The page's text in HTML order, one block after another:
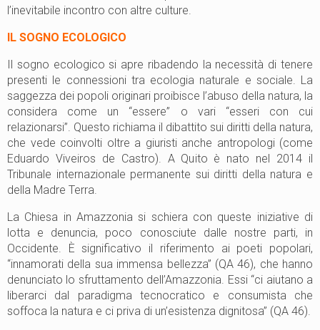
l’inevitabile incontro con altre culture.
IL SOGNO ECOLOGICO
Il sogno ecologico si apre ribadendo la necessità di tenere
presenti le connessioni tra ecologia naturale e sociale. La
saggezza dei popoli originari proibisce l’abuso della natura, la
considera come un “essere” o vari “esseri con cui
relazionarsi”. Questo richiama il dibattito sui diritti della natura,
che vede coinvolti oltre a giuristi anche antropologi (come
Eduardo Viveiros de Castro). A Quito è nato nel 2014 il
Tribunale internazionale permanente sui diritti della natura e
della Madre Terra.
La Chiesa in Amazzonia si schiera con queste iniziative di
lotta e denuncia, poco conosciute dalle nostre parti, in
Occidente. È significativo il riferimento ai poeti popolari,
“innamorati della sua immensa bellezza” (QA 46), che hanno
denunciato lo sfruttamento dell’Amazzonia. Essi “ci aiutano a
liberarci dal paradigma tecnocratico e consumista che
soffoca la natura e ci priva di un’esistenza dignitosa” (QA 46).